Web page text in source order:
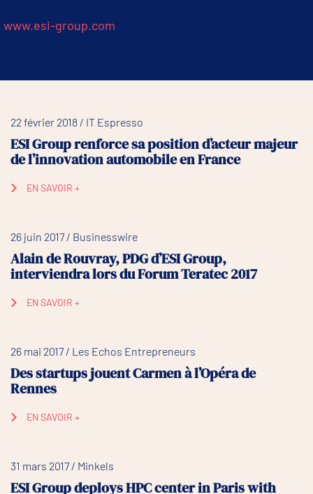
www.esi-group.com
22 février 2018 / IT Espresso
ESI Group renforce sa position d’acteur majeur
de l’innovation automobile en France
EN SAVOIR +
26 juin 2017 / Businesswire
Alain de Rouvray, PDG d’ESI Group,
interviendra lors du Forum Teratec 2017
EN SAVOIR +
26 mai 2017 / Les Echos Entrepreneurs
Des startups jouent Carmen à l’Opéra de
Rennes
EN SAVOIR +
31 mars 2017 / Minkels
ESI Group deploys HPC center in Paris with